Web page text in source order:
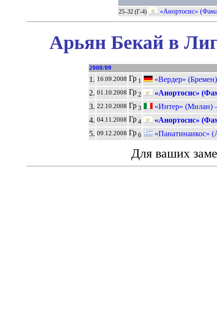
25–32 (Г-4) «Анортосис»
Арьян Бекай в
2008/09
1. 16.09.2008 Гр1
«Вердер»
2. 01.10.2008 Гр2
«Анортосис»
3. 22.10.2008 Гр3
«Интер» (Милан)
4. 04.11.2008 Гр4
«Анортосис»
5. 09.12.2008 Гр6 «Панатинаикос»
Для ваших